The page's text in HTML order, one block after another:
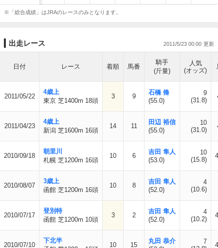
※「総合成績」はJRAのレースのみとなります。
出走レース 2011/5/23 00:00
日付 レース 着順 馬番
騎手
(斤量)
人気
(オッズ)
2011/05/22
4歳上
東京 芝1400m 18頭
3 9
石橋 脩
(55.0)
9
(31.8)
2011/04/23
4歳上
新潟 芝1600m 16頭
14 11
田辺 裕信
(55.0)
10
(31.0)
2010/09/18
朝里川
札幌 芝1200m 16頭
10 6
吉田 隼人
(53.0)
10
(15.8)
2010/08/07
3歳上
函館 芝1200m 16頭
10 8
吉田 隼人
(52.0)
4
(10.6)
2010/07/17
登別特
函館 芝1200m 10頭
3 2
吉田 隼人
(52.0)
4
(10.2)
2010/07/10
下北半
10 15
丸田 恭介
7